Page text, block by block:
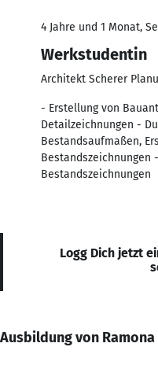
4 Jahre und 1 Monat,
Werkstudentin
Architekt Scherer
- Erstellung von
Detailzeichnungen -
Bestandsaufmaßen,
Bestandszeichnungen
Bestandszeichnungen
Logg Dich jetzt
Ausbildung von Ramona